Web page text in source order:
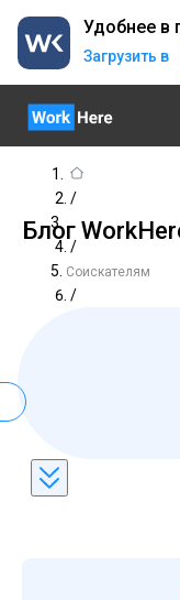
Удобнее в
Загрузить в
/
/
Соискателям
/
Блог